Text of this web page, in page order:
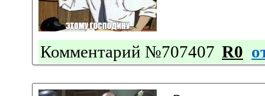
Комментарий №707407 R0